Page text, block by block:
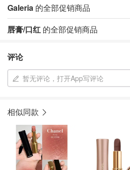
Galeria 的全部促销商品
唇膏/口红 的全部促销商品
评论
暂无评论，打开App写评论
相似同款